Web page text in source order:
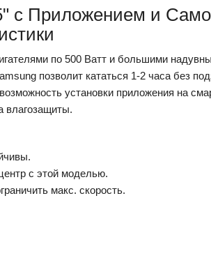
с Приложением и
по 500 Ватт и большими
позволит кататься 1-2 часа без
установки приложения на
влагозащиты.
с этой моделью.
макс. скорость.